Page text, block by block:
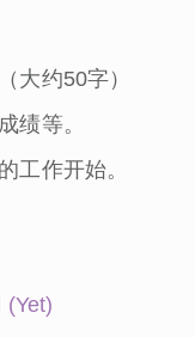
大约50字）
绩等。
工作开始。
(Yet)